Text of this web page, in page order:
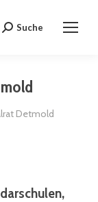
Search:
Suche
Detmold